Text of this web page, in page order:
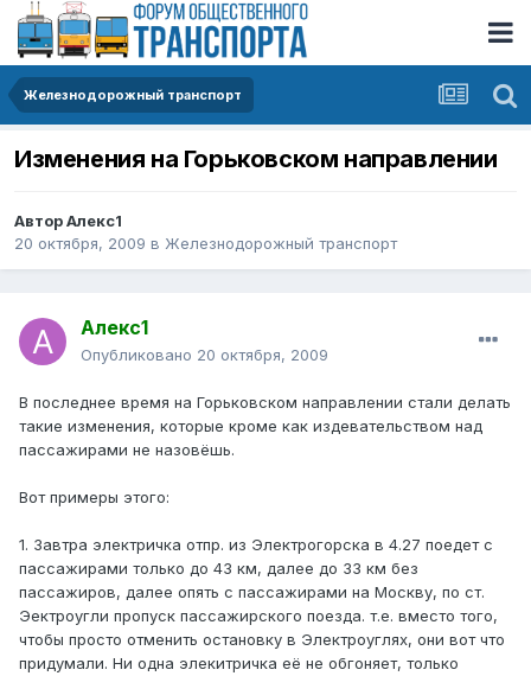
Железнодорожный транспорт
Изменения на Горьковском направлении
АвторАлекс1
20 октября, 2009 в Железнодорожный транспорт
Алекс1
Опубликовано 20 октября, 2009
В последнее время на Горьковском направлении стали делать
такие изменения, которые кроме как издевательством над
пассажирами не назовёшь.
Вот примеры этого:
1. Завтра электричка отпр. из Электрогорска в 4.27 поедет с
пассажирами только до 43 км, далее до 33 км без
пассажиров, далее опять с пассажирами на Москву, по ст.
Эектроугли пропуск пассажирского поезда. т.е. вместо того,
чтобы просто отменить остановку в Электроуглях, они вот что
придумали. Ни одна элекитричка её не обгоняет, только